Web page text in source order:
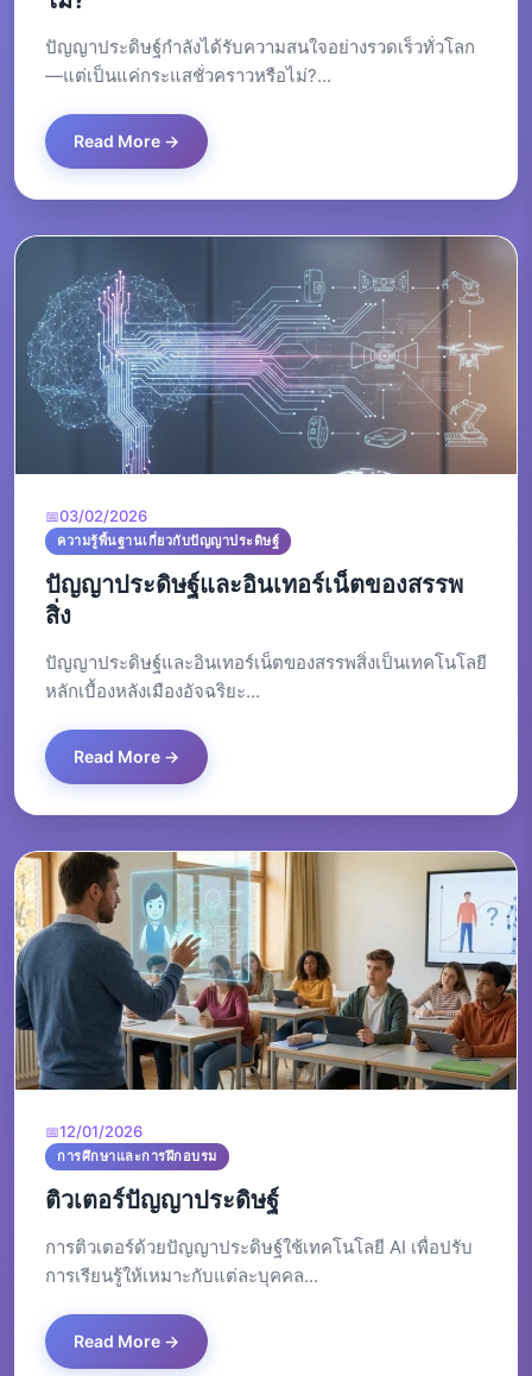
ปัญญาประดิษฐ์กำลังได้รับความสนใจอย่างรวดเร็วทั่วโลก
—แต่เป็นแค่กระแสชั่วคราวหรือไม่?...
Read More →
03/02/2026
ความรู้พื้นฐานเกี่ยวกับปัญญาประดิษฐ์
ปัญญาประดิษฐ์และอินเทอร์เน็ตของสรรพ
สิ่ง
ปัญญาประดิษฐ์และอินเทอร์เน็ตของสรรพสิ่งเป็นเทคโนโลยี
หลักเบื้องหลังเมืองอัจฉริยะ...
Read More →
12/01/2026
การศึกษาและการฝึกอบรม
ติวเตอร์ปัญญาประดิษฐ์
การติวเตอร์ด้วยปัญญาประดิษฐ์ใช้เทคโนโลยี AI เพื่อปรับ
การเรียนรู้ให้เหมาะกับแต่ละบุคคล...
Read More →